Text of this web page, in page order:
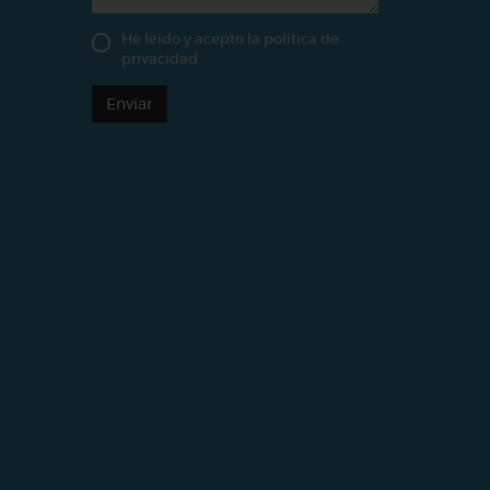
He leído y acepto la política de
privacidad
Enviar